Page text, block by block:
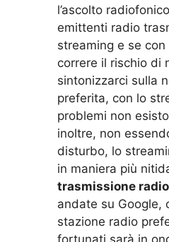
l’ascolto
emittenti radio
streaming e se
correre il rischio di
sintonizzarci sulla
preferita, con lo
problemi non
inoltre, non
disturbo, lo
in maniera più
trasmissione radio
andate su Google,
stazione radio
fortunati sarà in